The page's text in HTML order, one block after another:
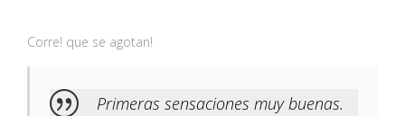
Corre! que se agotan!
Primeras sensaciones muy buenas.